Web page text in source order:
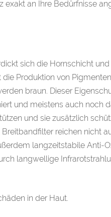
an Ihre Bedürfnisse
sich die Hornschicht
Produktion von
braun. Dieser
und meistens auch noch
und sie zusätzlich
reichen nicht
langzeitstabile Anti-
langwellige
in der Haut.